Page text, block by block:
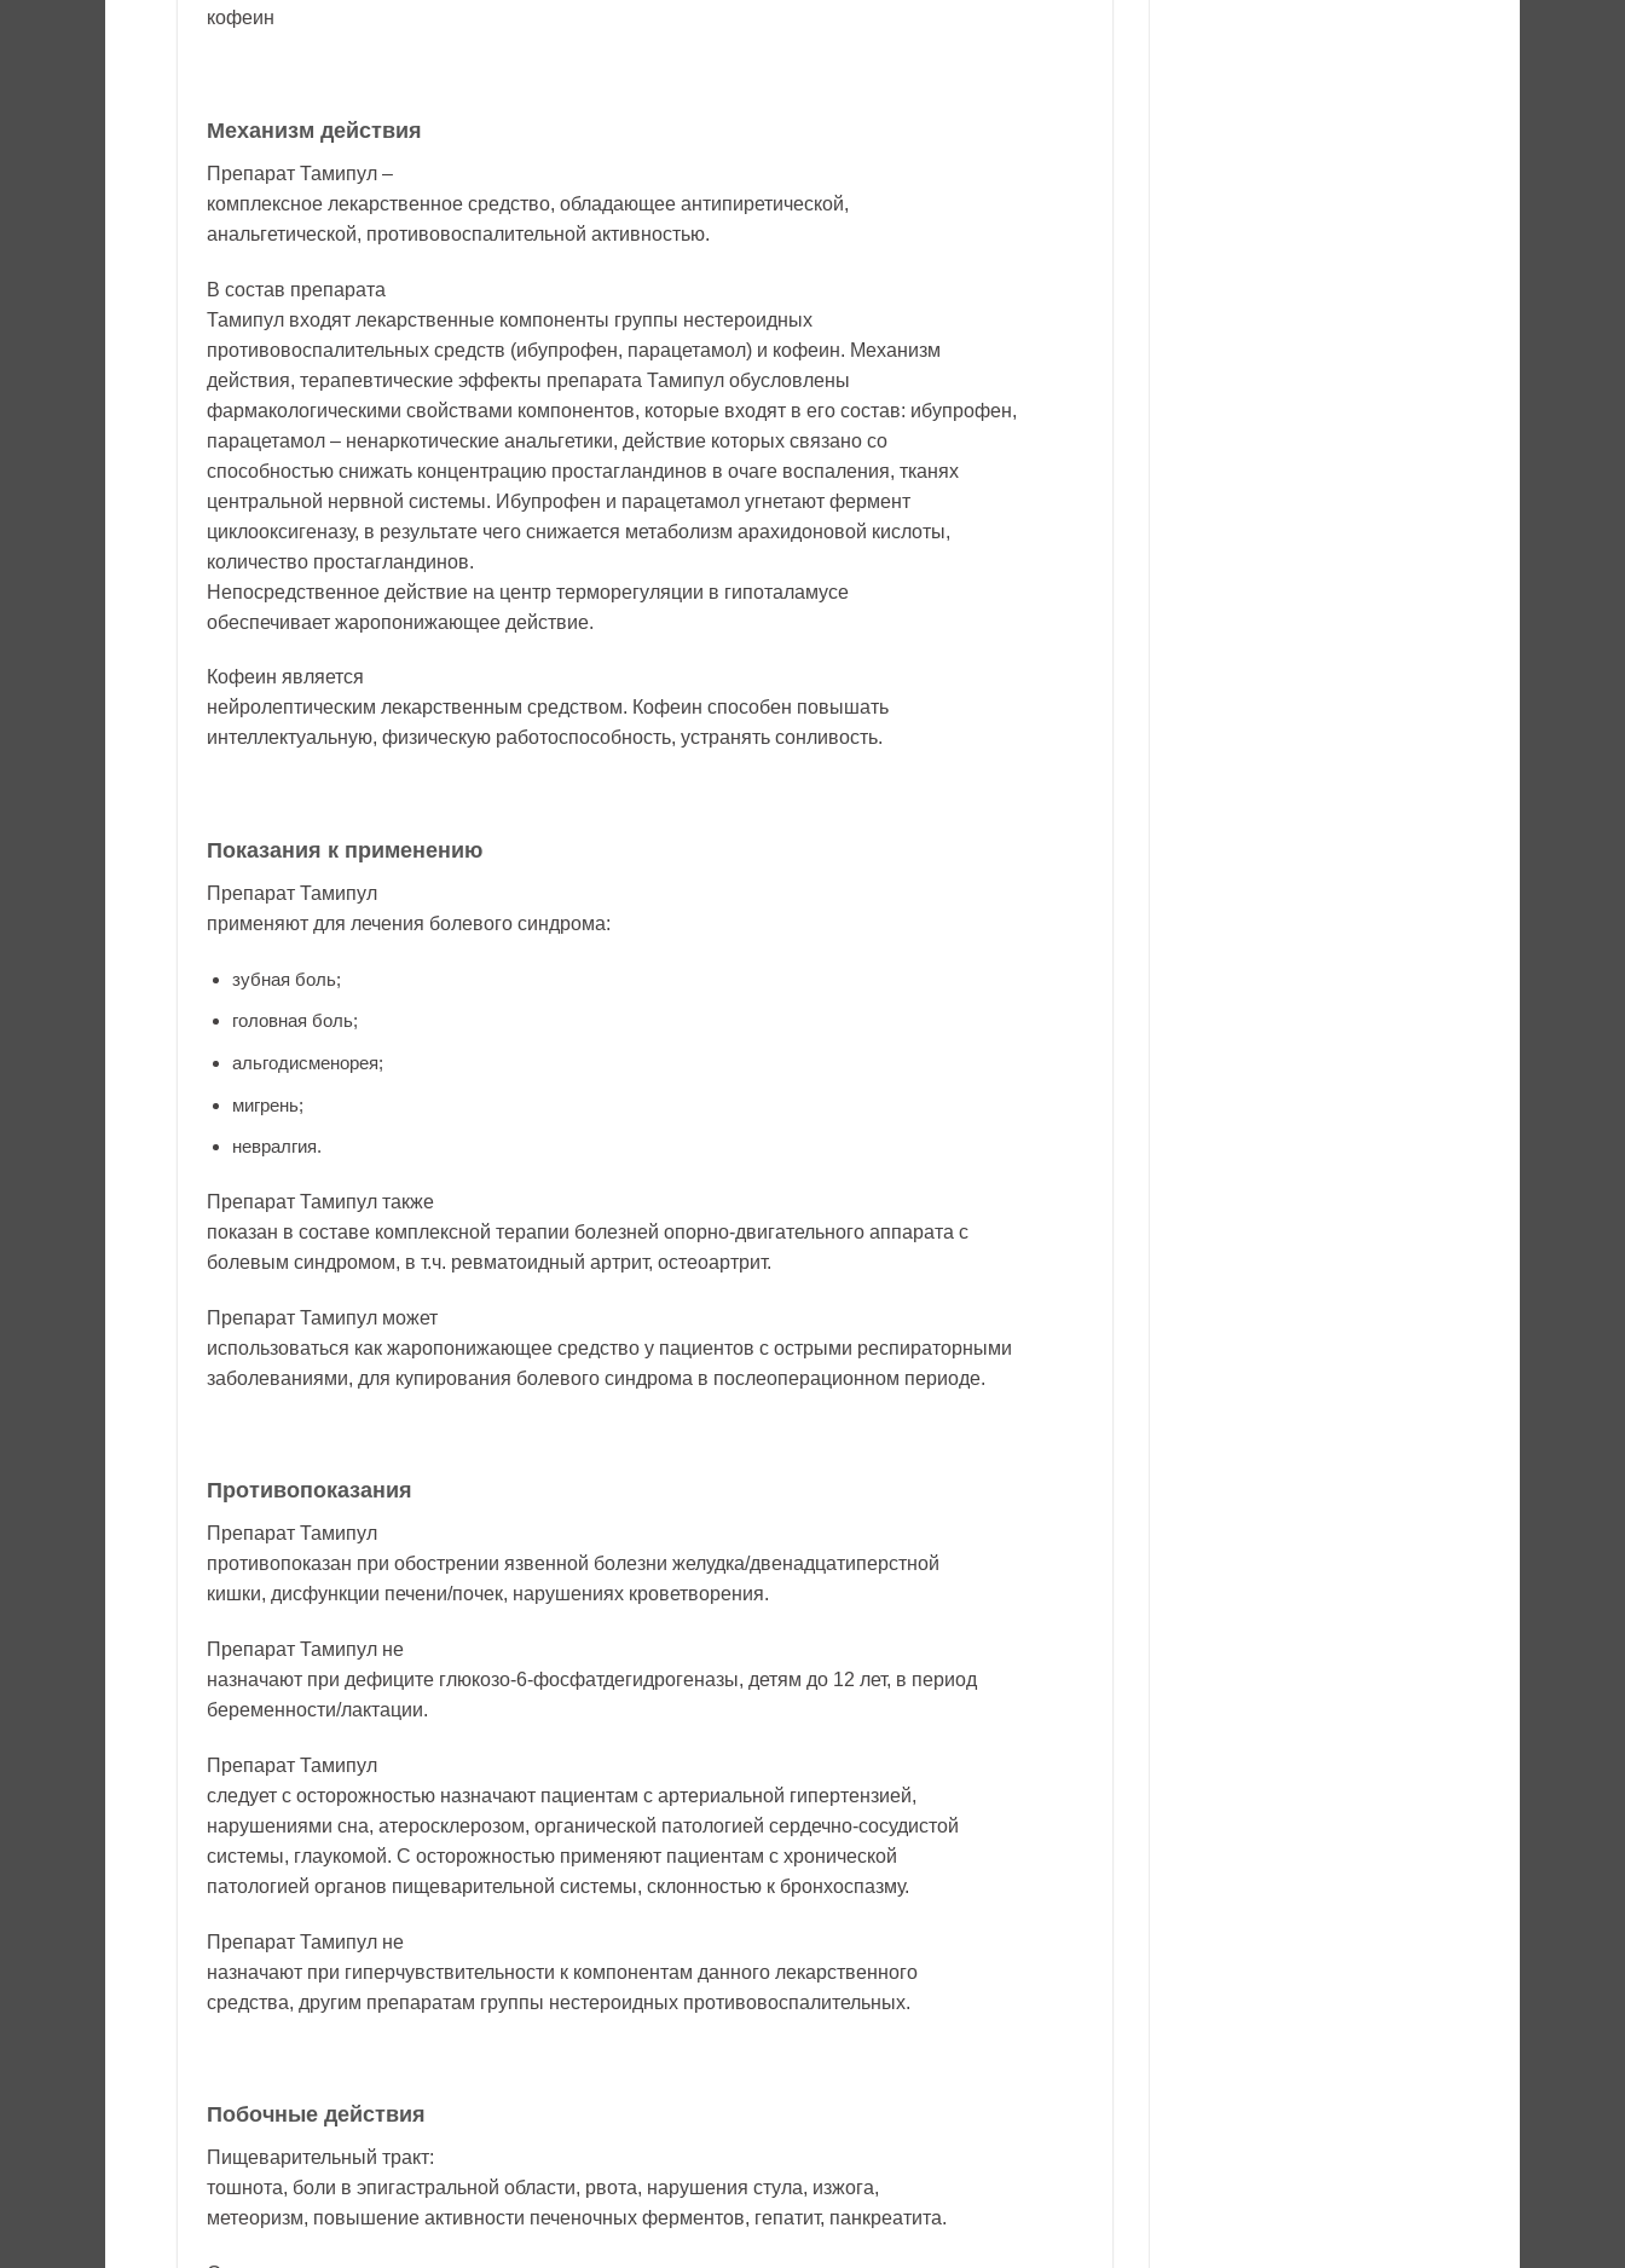
кофеин
Механизм действия
Препарат Тамипул –
комплексное лекарственное средство, обладающее антипиретической,
анальгетической, противовоспалительной активностью.
В состав препарата
Тамипул входят лекарственные компоненты группы нестероидных
противовоспалительных средств (ибупрофен, парацетамол) и кофеин. Механизм
действия, терапевтические эффекты препарата Тамипул обусловлены
фармакологическими свойствами компонентов, которые входят в его состав: ибупрофен,
парацетамол – ненаркотические анальгетики, действие которых связано со
способностью снижать концентрацию простагландинов в очаге воспаления, тканях
центральной нервной системы. Ибупрофен и парацетамол угнетают фермент
циклооксигеназу, в результате чего снижается метаболизм арахидоновой кислоты,
количество простагландинов.
Непосредственное действие на центр терморегуляции в гипоталамусе
обеспечивает жаропонижающее действие.
Кофеин является
нейролептическим лекарственным средством. Кофеин способен повышать
интеллектуальную, физическую работоспособность, устранять сонливость.
Показания к применению
Препарат Тамипул
применяют для лечения болевого синдрома:
зубная боль;
головная боль;
альгодисменорея;
мигрень;
невралгия.
Препарат Тамипул также
показан в составе комплексной терапии болезней опорно-двигательного аппарата с
болевым синдромом, в т.ч. ревматоидный артрит, остеоартрит.
Препарат Тамипул может
использоваться как жаропонижающее средство у пациентов с острыми респираторными
заболеваниями, для купирования болевого синдрома в послеоперационном периоде.
Противопоказания
Препарат Тамипул
противопоказан при обострении язвенной болезни желудка/двенадцатиперстной
кишки, дисфункции печени/почек, нарушениях кроветворения.
Препарат Тамипул не
назначают при дефиците глюкозо-6-фосфатдегидрогеназы, детям до 12 лет, в период
беременности/лактации.
Препарат Тамипул
следует с осторожностью назначают пациентам с артериальной гипертензией,
нарушениями сна, атеросклерозом, органической патологией сердечно-сосудистой
системы, глаукомой. С осторожностью применяют пациентам с хронической
патологией органов пищеварительной системы, склонностью к бронхоспазму.
Препарат Тамипул не
назначают при гиперчувствительности к компонентам данного лекарственного
средства, другим препаратам группы нестероидных противовоспалительных.
Побочные действия
Пищеварительный тракт:
тошнота, боли в эпигастральной области, рвота, нарушения стула, изжога,
метеоризм, повышение активности печеночных ферментов, гепатит, панкреатита.